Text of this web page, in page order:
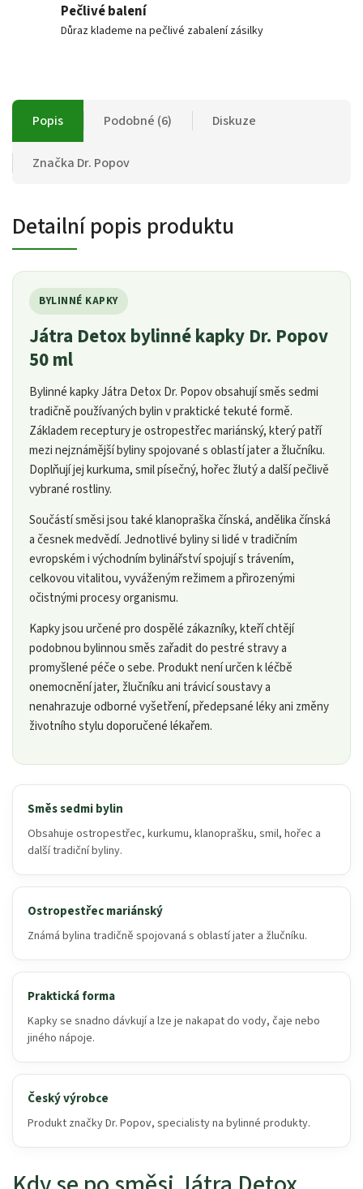
Pečlivé balení
Důraz klademe na pečlivé zabalení zásilky
Popis Podobné (6) Diskuze
Značka Dr. Popov
Detailní popis produktu
BYLINNÉ KAPKY
Játra Detox bylinné kapky Dr. Popov
50 ml
Bylinné kapky Játra Detox Dr. Popov obsahují směs sedmi
tradičně používaných bylin v praktické tekuté formě.
Základem receptury je ostropestřec mariánský, který patří
mezi nejznámější byliny spojované s oblastí jater a žlučníku.
Doplňují jej kurkuma, smil písečný, hořec žlutý a další pečlivě
vybrané rostliny.
Součástí směsi jsou také klanopraška čínská, andělika čínská
a česnek medvědí. Jednotlivé byliny si lidé v tradičním
evropském i východním bylinářství spojují s trávením,
celkovou vitalitou, vyváženým režimem a přirozenými
očistnými procesy organismu.
Kapky jsou určené pro dospělé zákazníky, kteří chtějí
podobnou bylinnou směs zařadit do pestré stravy a
promyšlené péče o sebe. Produkt není určen k léčbě
onemocnění jater, žlučníku ani trávicí soustavy a
nenahrazuje odborné vyšetření, předepsané léky ani změny
životního stylu doporučené lékařem.
Směs sedmi bylin
Obsahuje ostropestřec, kurkumu, klanoprašku, smil, hořec a
další tradiční byliny.
Ostropestřec mariánský
Známá bylina tradičně spojovaná s oblastí jater a žlučníku.
Praktická forma
Kapky se snadno dávkují a lze je nakapat do vody, čaje nebo
jiného nápoje.
Český výrobce
Produkt značky Dr. Popov, specialisty na bylinné produkty.